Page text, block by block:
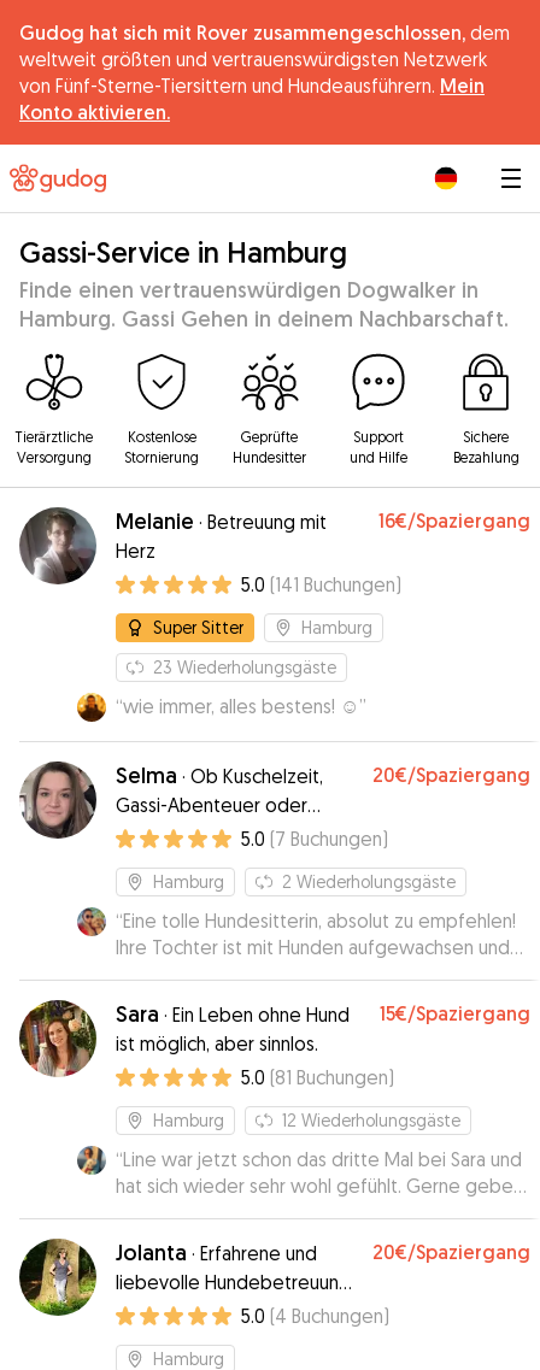
Gudog hat sich mit Rover zusammengeschlossen, dem
weltweit größten und vertrauenswürdigsten Netzwerk
von Fünf-Sterne-Tiersittern und Hundeausführern. Mein
Konto aktivieren.
Gassi-Service in Hamburg
Finde einen vertrauenswürdigen Dogwalker in
Hamburg. Gassi Gehen in deinem Nachbarschaft.
Tierärztliche
Versorgung
Kostenlose
Stornierung
Geprüfte
Hundesitter
Support
und Hilfe
Sichere
Bezahlung
Melanie · Betreuung mit
Herz
16€/Spaziergang
5.0 (141 Buchungen)
Super Sitter
Hamburg
23 Wiederholungsgäste
“wie immer, alles bestens! ☺️ ”
Selma · Ob Kuschelzeit,
Gassi-Abenteuer oder
einfach nur entspannte
Stunden – bei mir ist dein
Vierbeiner in liebevollen
Händen
20€/Spaziergang
5.0 (7 Buchungen)
Hamburg 2 Wiederholungsgäste
“Eine tolle Hundesitterin, absolut zu empfehlen!
Ihre Tochter ist mit Hunden aufgewachsen und
sehr vorsichtig im Umgang. Charlie fand die
Wohnung mit dazu gehörigen Garten klasse.
Immer wieder gerne!”
Sara · Ein Leben ohne Hund
ist möglich, aber sinnlos.
15€/Spaziergang
5.0 (81 Buchungen)
Hamburg 12 Wiederholungsgäste
“Line war jetzt schon das dritte Mal bei Sara und
hat sich wieder sehr wohl gefühlt. Gerne geben
wir Line wieder in Saras Obhut.”
Jolanta · Erfahrene und
liebevolle Hundebetreuung
– zuverlässig und individuell
20€/Spaziergang
5.0 (4 Buchungen)
Hamburg